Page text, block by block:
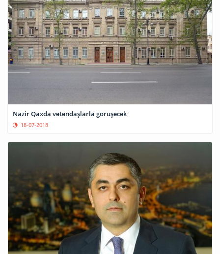
Nazir Qaxda vətəndaşlarla görüşəcək
18-07-2018